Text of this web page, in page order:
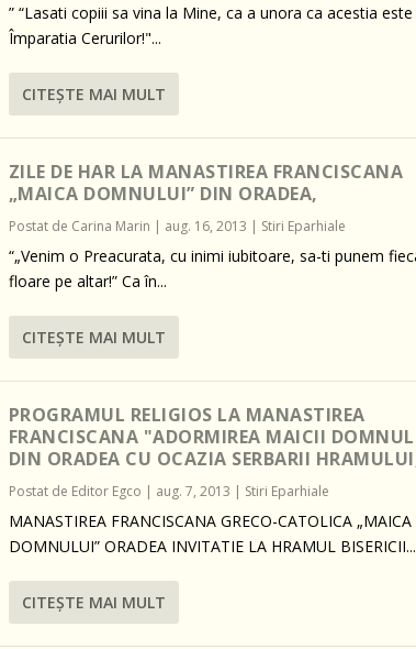
” “Lasati copiii sa vina la Mine, ca a unora ca acestia este
Împaratia Cerurilor!"...
CITEŞTE MAI MULT
ZILE DE HAR LA MANASTIREA FRANCISCANA
„MAICA DOMNULUI” DIN ORADEA,
Postat de Carina Marin | aug. 16, 2013 | Stiri Eparhiale
“„Venim o Preacurata, cu inimi iubitoare, sa-ti punem
floare pe altar!” Ca în...
CITEŞTE MAI MULT
PROGRAMUL RELIGIOS LA MANASTIREA
FRANCISCANA "ADORMIREA MAICII
DIN ORADEA CU OCAZIA SERBARII
Postat de Editor Egco | aug. 7, 2013 | Stiri Eparhiale
MANASTIREA FRANCISCANA GRECO-CATOLICA „MAICA
DOMNULUI” ORADEA INVITATIE LA HRAMUL BISERICII...
CITEŞTE MAI MULT